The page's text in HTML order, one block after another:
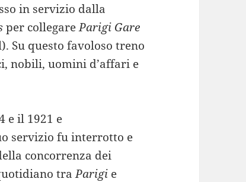
in servizio dalla
per collegareParigi Gare
Su questo favoloso treno
nobili, uomini d’affari e
e il 1921 e
servizio fu interrotto e
concorrenza dei
traParigi e